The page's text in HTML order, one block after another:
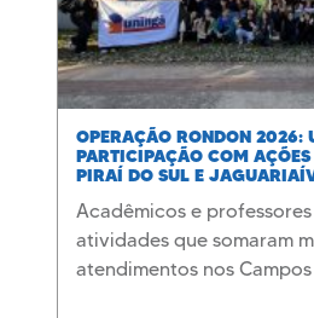
OPERAÇÃO RONDON 2026:
PARTICIPAÇÃO COM
PIRAÍ DO SUL E
Acadêmicos e
atividades que somaram
atendimentos nos